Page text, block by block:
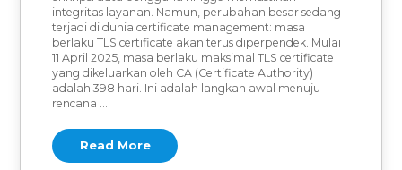
integritas layanan. Namun, perubahan besar sedang
terjadi di dunia certificate management: masa
berlaku TLS certificate akan terus diperpendek. Mulai
11 April 2025, masa berlaku maksimal TLS certificate
yang dikeluarkan oleh CA (Certificate Authority)
adalah 398 hari. Ini adalah langkah awal menuju
rencana …
Read More